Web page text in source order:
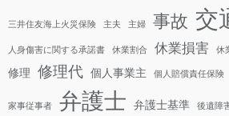
三井住友海上火災保険 主夫 主婦 事故 交
人身傷害に関する承諾書 休業割合 休業損害 休
修理 修理代 個人事業主 個人賠償責任保険
家事従事者 弁護士 弁護士基準 後遺障